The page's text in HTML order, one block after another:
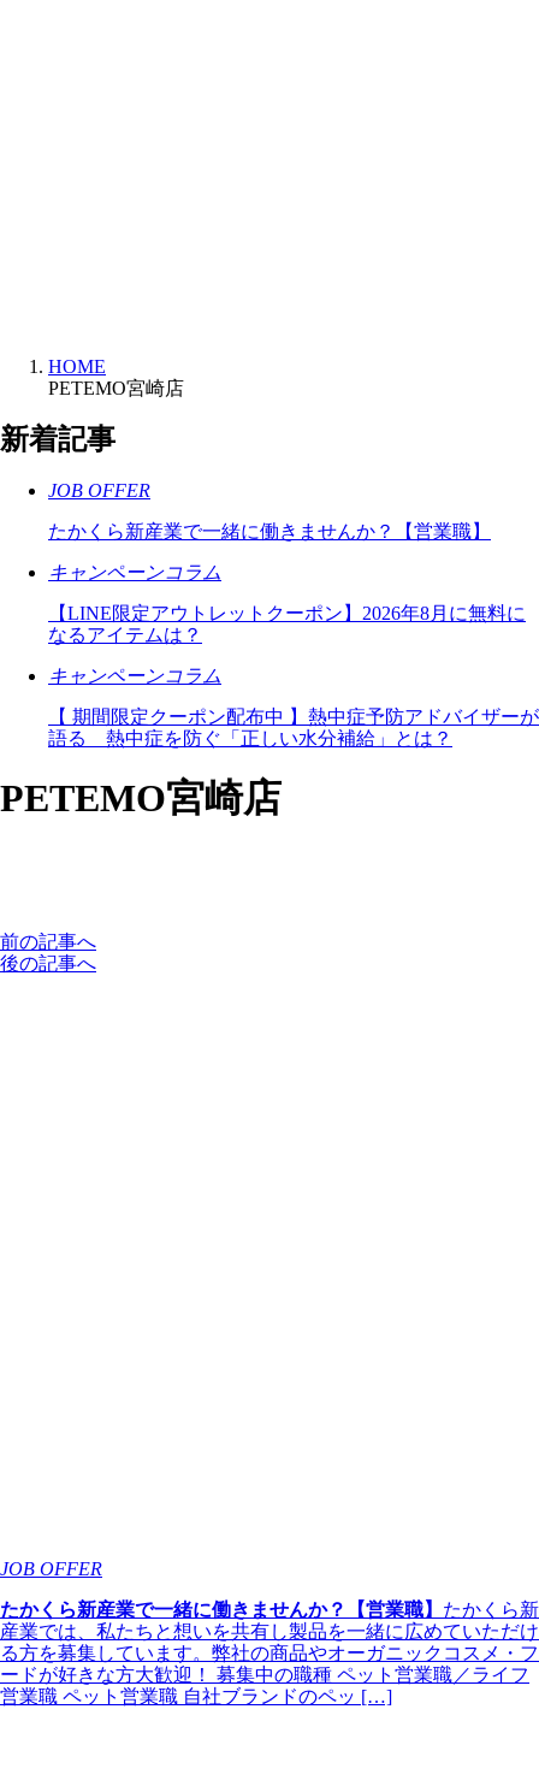
HOME
PETEMO宮崎店
新着記事
JOB OFFER
たかくら新産業で一緒に働きませんか？【営業職】
キャンペーンコラム
【LINE限定アウトレットクーポン】2026年8月に無料に
なるアイテムは？
キャンペーンコラム
【 期間限定クーポン配布中 】熱中症予防アドバイザーが
語る 熱中症を防ぐ「正しい水分補給」とは？
PETEMO宮崎店
前の記事へ
後の記事へ
JOB OFFER
たかくら新産業で一緒に働きませんか？【営業職】 たかくら新
産業では、私たちと想いを共有し製品を一緒に広めていただけ
る方を募集しています。弊社の商品やオーガニックコスメ・フ
ードが好きな方大歓迎！ 募集中の職種 ペット営業職／ライフ
営業職 ペット営業職 自社ブランドのペッ […]